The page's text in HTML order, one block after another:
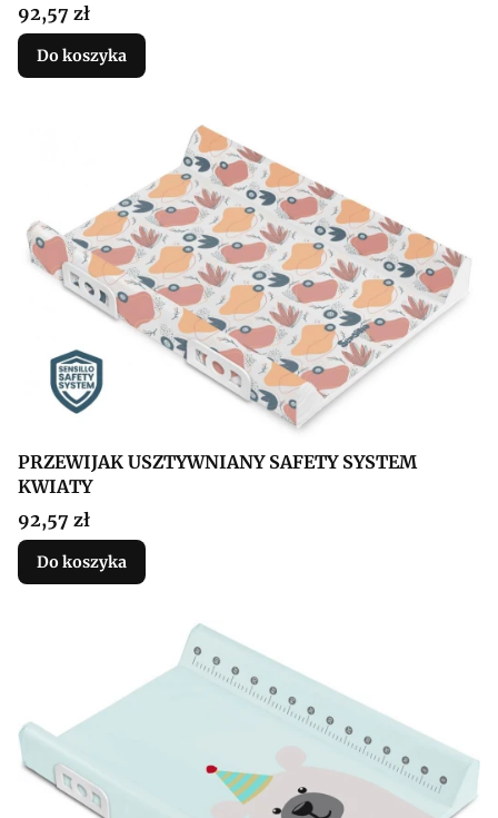
Cena
92,57 zł
Do koszyka
PRZEWIJAK USZTYWNIANY SAFETY SYSTEM
KWIATY
Cena
92,57 zł
Do koszyka